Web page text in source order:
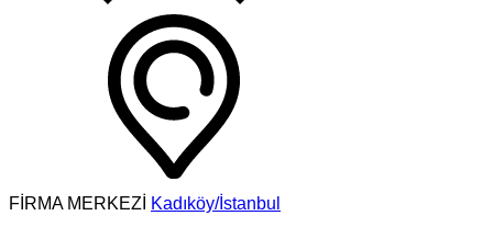
FİRMA MERKEZİ Kadıköy/İstanbul